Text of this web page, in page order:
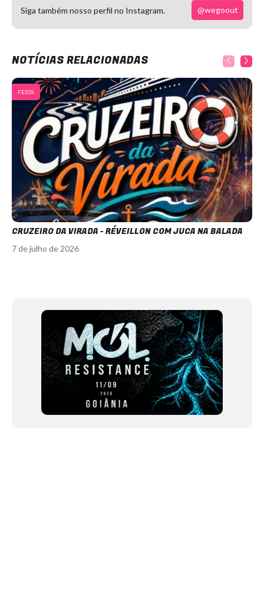
Siga também nosso perfil no Instagram. @wegoout
NOTÍCIAS RELACIONADAS
FESTA
CRUZEIRO DA VIRADA - RÉVEILLON COM JUCA NA BALADA
7 de julho de 2026